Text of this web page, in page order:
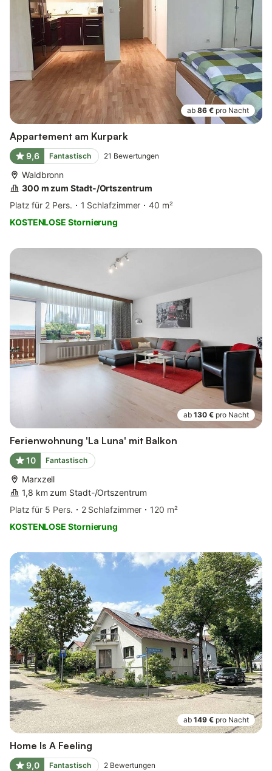
ab 86 € pro Nacht
Appartement am Kurpark
9,6 Fantastisch 21 Bewertungen
Waldbronn
300 m zum Stadt-/Ortszentrum
Platz für 2 Pers.
1 Schlafzimmer
40 m²
KOSTENLOSE Stornierung
ab 130 € pro Nacht
Ferienwohnung 'La Luna' mit Balkon
10 Fantastisch
Marxzell
1,8 km zum Stadt-/Ortszentrum
Platz für 5 Pers.
2 Schlafzimmer
120 m²
KOSTENLOSE Stornierung
ab 149 € pro Nacht
Home Is A Feeling
9,0 Fantastisch 2 Bewertungen